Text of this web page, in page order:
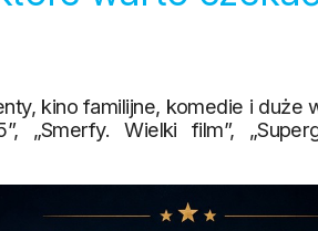
kino familijne, komedie i
„Smerfy. Wielki film”,